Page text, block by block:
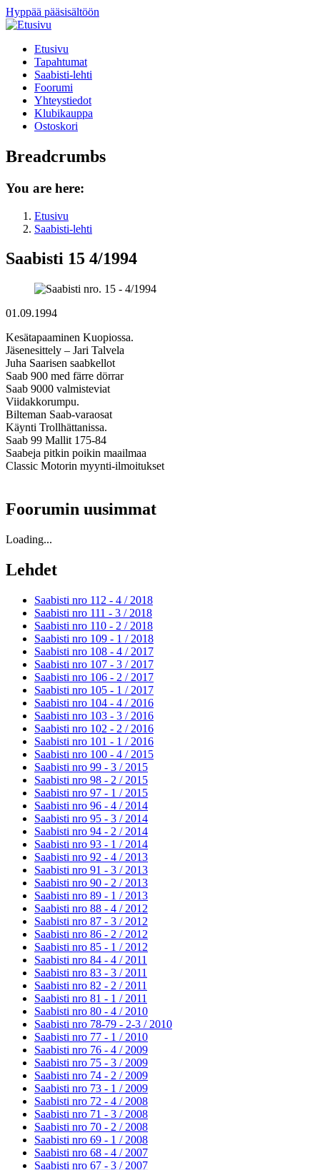
Hyppää pääsisältöön
Etusivu
Tapahtumat
Saabisti-lehti
Foorumi
Yhteystiedot
Klubikauppa
Ostoskori
Breadcrumbs
You are here:
Etusivu
Saabisti-lehti
Saabisti 15 4/1994
01.09.1994
Kesätapaaminen Kuopiossa.
Jäsenesittely – Jari Talvela
Juha Saarisen saabkellot
Saab 900 med färre dörrar
Saab 9000 valmisteviat
Viidakkorumpu.
Bilteman Saab-varaosat
Käynti Trollhättanissa.
Saab 99 Mallit 175-84
Saabeja pitkin poikin maailmaa
Classic Motorin myynti-ilmoitukset
Foorumin uusimmat
Loading...
Lehdet
Saabisti nro 112 - 4 / 2018
Saabisti nro 111 - 3 / 2018
Saabisti nro 110 - 2 / 2018
Saabisti nro 109 - 1 / 2018
Saabisti nro 108 - 4 / 2017
Saabisti nro 107 - 3 / 2017
Saabisti nro 106 - 2 / 2017
Saabisti nro 105 - 1 / 2017
Saabisti nro 104 - 4 / 2016
Saabisti nro 103 - 3 / 2016
Saabisti nro 102 - 2 / 2016
Saabisti nro 101 - 1 / 2016
Saabisti nro 100 - 4 / 2015
Saabisti nro 99 - 3 / 2015
Saabisti nro 98 - 2 / 2015
Saabisti nro 97 - 1 / 2015
Saabisti nro 96 - 4 / 2014
Saabisti nro 95 - 3 / 2014
Saabisti nro 94 - 2 / 2014
Saabisti nro 93 - 1 / 2014
Saabisti nro 92 - 4 / 2013
Saabisti nro 91 - 3 / 2013
Saabisti nro 90 - 2 / 2013
Saabisti nro 89 - 1 / 2013
Saabisti nro 88 - 4 / 2012
Saabisti nro 87 - 3 / 2012
Saabisti nro 86 - 2 / 2012
Saabisti nro 85 - 1 / 2012
Saabisti nro 84 - 4 / 2011
Saabisti nro 83 - 3 / 2011
Saabisti nro 82 - 2 / 2011
Saabisti nro 81 - 1 / 2011
Saabisti nro 80 - 4 / 2010
Saabisti nro 78-79 - 2-3 / 2010
Saabisti nro 77 - 1 / 2010
Saabisti nro 76 - 4 / 2009
Saabisti nro 75 - 3 / 2009
Saabisti nro 74 - 2 / 2009
Saabisti nro 73 - 1 / 2009
Saabisti nro 72 - 4 / 2008
Saabisti nro 71 - 3 / 2008
Saabisti nro 70 - 2 / 2008
Saabisti nro 69 - 1 / 2008
Saabisti nro 68 - 4 / 2007
Saabisti nro 67 - 3 / 2007